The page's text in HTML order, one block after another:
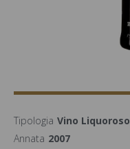
Tipologia Vino Liquoroso
Annata 2007